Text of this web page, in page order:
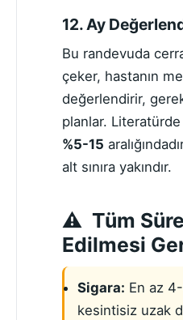
12. Ay
Bu randevuda
çeker, hastanın
değerlendirir,
planlar. Literatürde
%5-15
alt sınıra yakındır.
Tüm
Edilmesi
Sigara: En az
kesintisiz uzak